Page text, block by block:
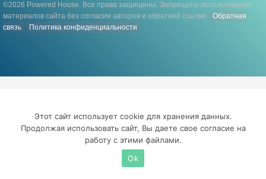
©2026 Powered House. Все права защищены. Запрещено использование
материалов сайта без согласия авторов и обратной ссылки.
Обратная
связь
Политика конфиденциальности
Этот сайт использует cookie для хранения данных.
Продолжая использовать сайт, Вы даете свое согласие на
работу с этими файлами.
Ok